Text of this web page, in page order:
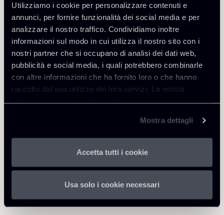
Utilizziamo i cookie per personalizzare contenuti e
annunci, per fornire funzionalità dei social media e per
analizzare il nostro traffico. Condividiamo inoltre
informazioni sul modo in cui utilizza il nostro sito con i
nostri partner che si occupano di analisi dei dati web,
pubblicità e social media, i quali potrebbero combinarle
con altre informazioni che ha fornito loro o che hanno
raccolto dal suo utilizzo dei loro servizi. La nostra
informativa privacy è disponibilequi.
Mostra dettagli
Accetta tutti i cookie
Usa solo i cookie necessari
dalle società quotate su un mercato
regolamentato.
successivo alla sua pubblicazione.